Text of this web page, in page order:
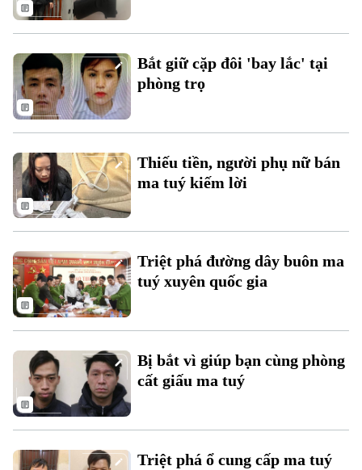
Liên hệ đường dây nóng (bấm để gọi)
Tòa soạn
0865.116.699 (hotline)
Tòa soạn
0865.116.699
Bắt giữ cặp đôi 'bay lắc' tại
phòng trọ
Thiếu tiền, người phụ nữ bán
ma tuý kiếm lời
Triệt phá đường dây buôn ma
tuý xuyên quốc gia
Bị bắt vì giúp bạn cùng phòng
cất giấu ma tuý
Triệt phá ổ cung cấp ma tuý